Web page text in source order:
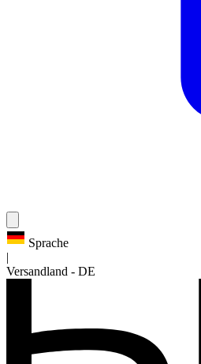
Sprache
Versandland - DE